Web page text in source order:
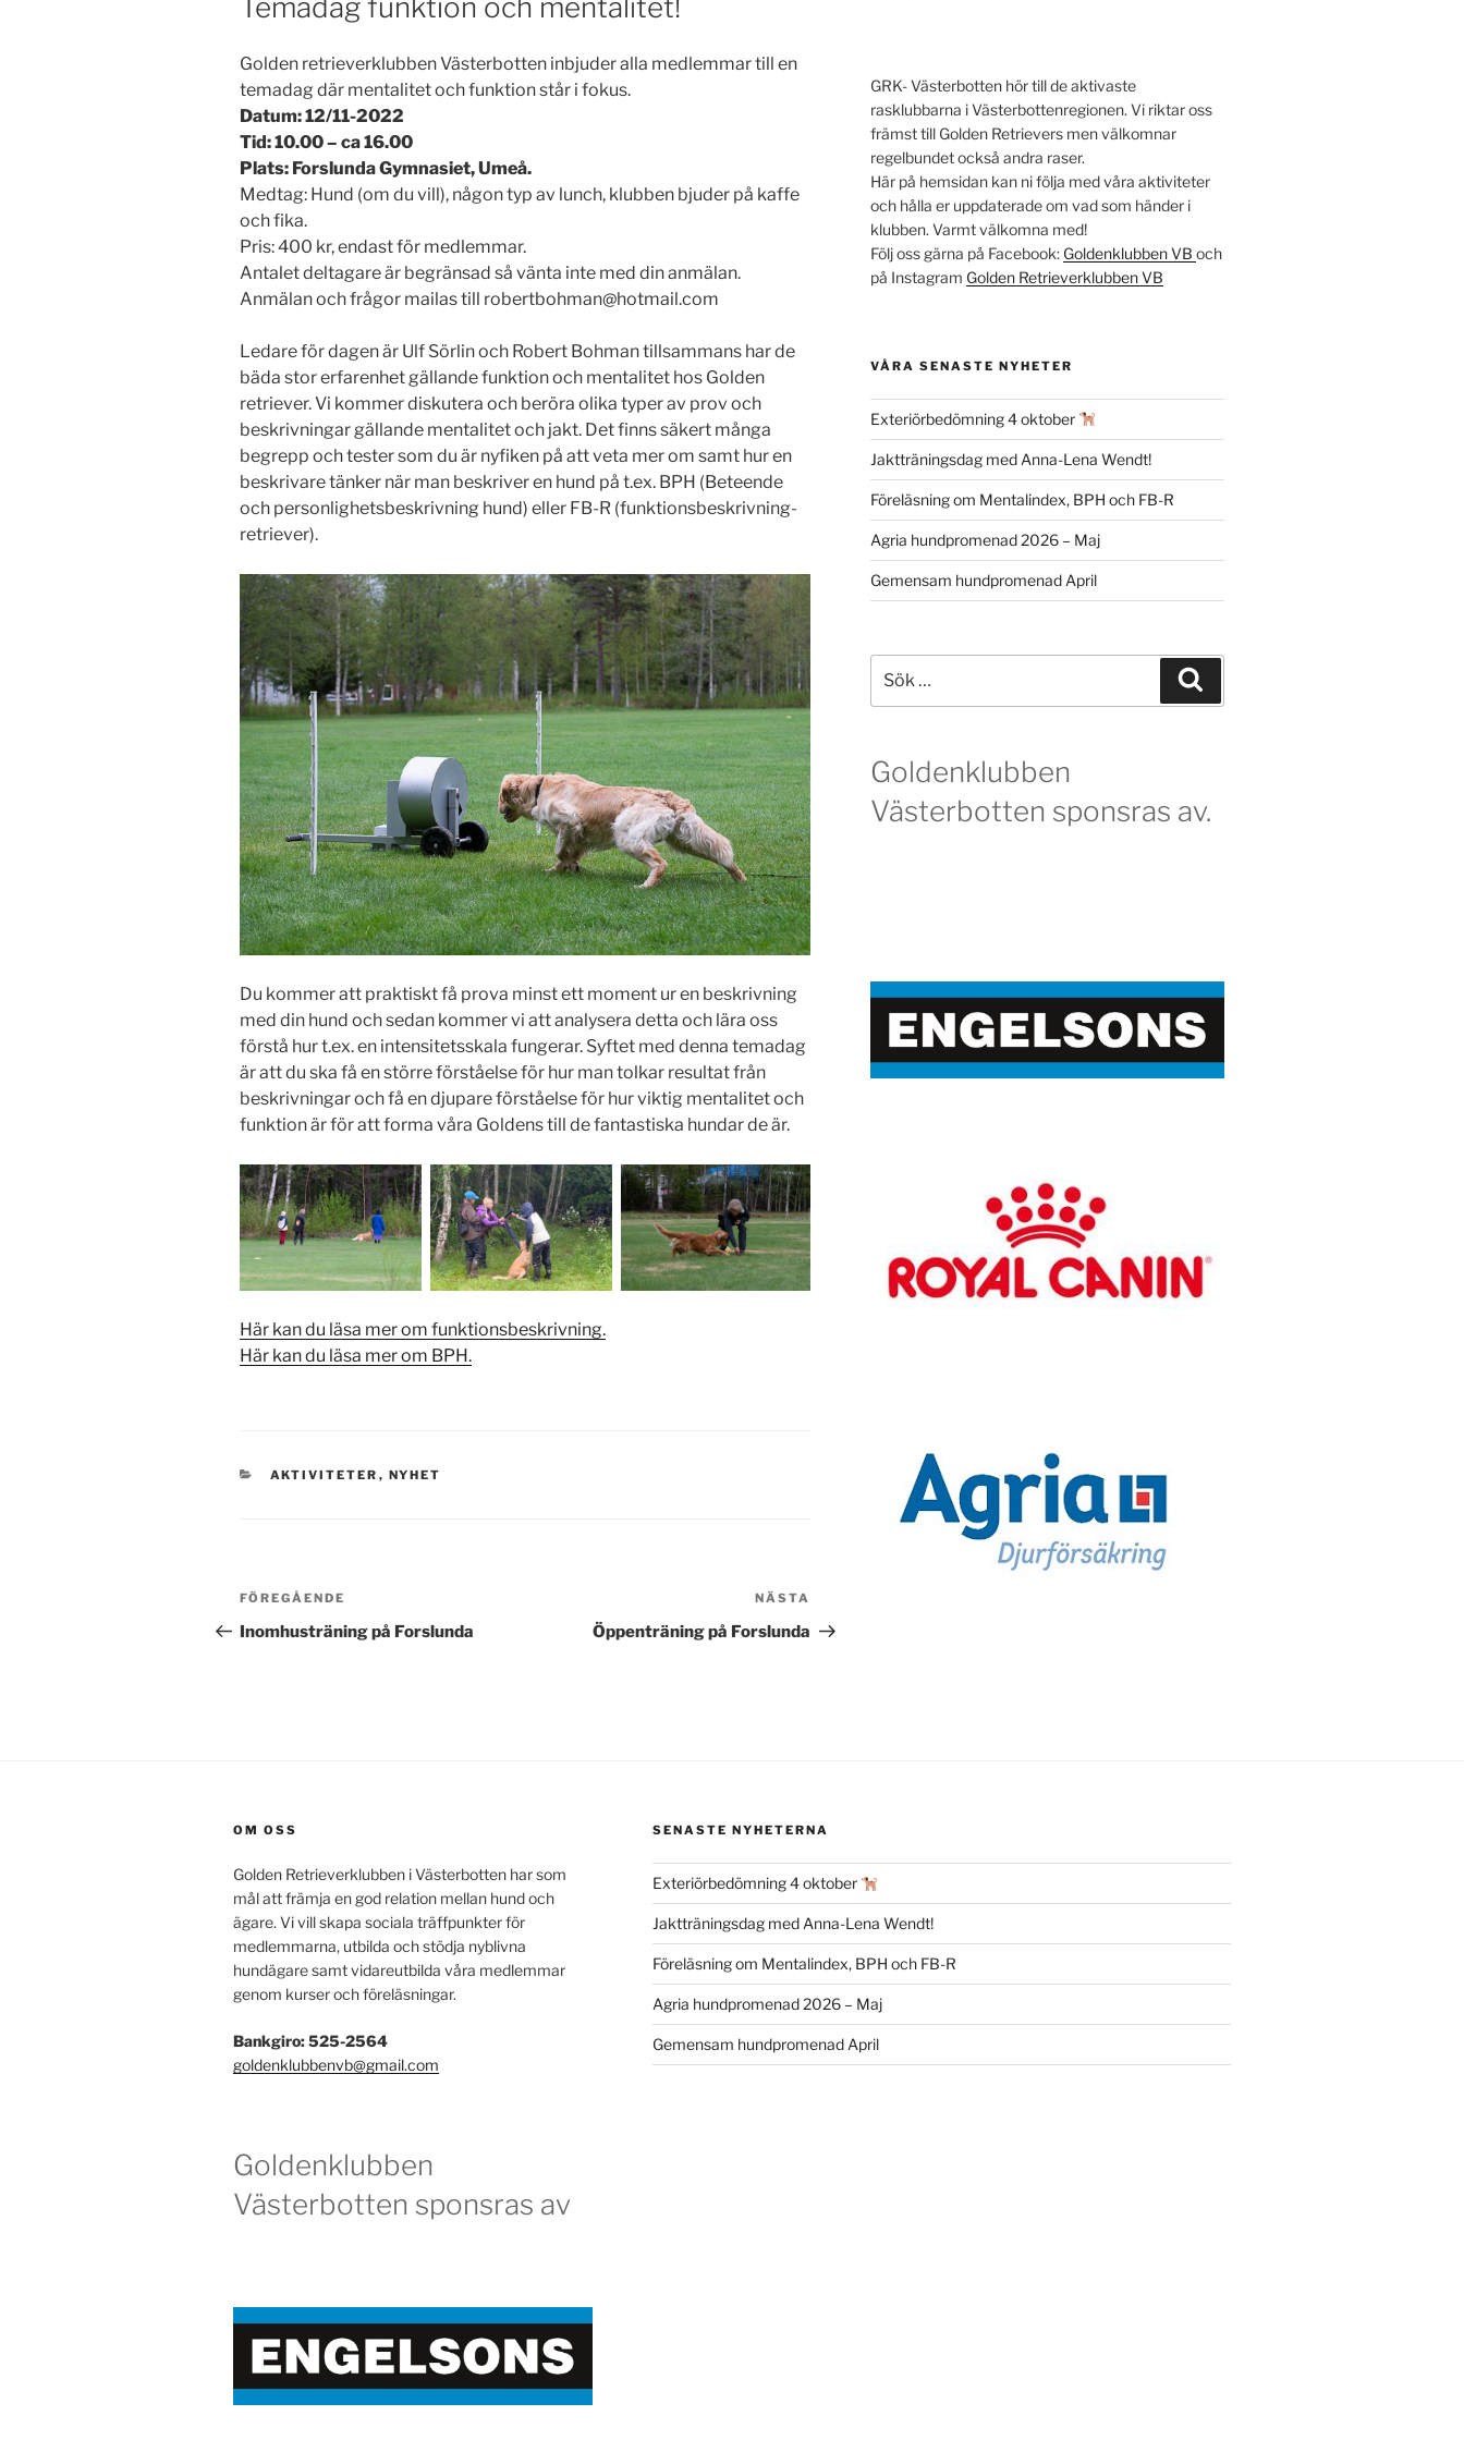
Temadag funktion och mentalitet!
Golden retrieverklubben Västerbotten inbjuder alla medlemmar till en
temadag där mentalitet och funktion står i fokus.
Datum: 12/11-2022
Tid: 10.00 – ca 16.00
Plats: Forslunda Gymnasiet, Umeå.
Medtag: Hund (om du vill), någon typ av lunch, klubben bjuder på kaffe
och fika.
Pris: 400 kr, endast för medlemmar.
Antalet deltagare är begränsad så vänta inte med din anmälan.
Anmälan och frågor mailas till robertbohman@hotmail.com
Ledare för dagen är Ulf Sörlin och Robert Bohman tillsammans har de
bäda stor erfarenhet gällande funktion och mentalitet hos Golden
retriever. Vi kommer diskutera och beröra olika typer av prov och
beskrivningar gällande mentalitet och jakt. Det finns säkert många
begrepp och tester som du är nyfiken på att veta mer om samt hur en
beskrivare tänker när man beskriver en hund på t.ex. BPH (Beteende
och personlighetsbeskrivning hund) eller FB-R (funktionsbeskrivning-
retriever).
Du kommer att praktiskt få prova minst ett moment ur en beskrivning
med din hund och sedan kommer vi att analysera detta och lära oss
förstå hur t.ex. en intensitetsskala fungerar. Syftet med denna temadag
är att du ska få en större förståelse för hur man tolkar resultat från
beskrivningar och få en djupare förståelse för hur viktig mentalitet och
funktion är för att forma våra Goldens till de fantastiska hundar de är.
Här kan du läsa mer om funktionsbeskrivning.
Här kan du läsa mer om BPH.
KATEGORIER
AKTIVITETER , NYHET
Inläggsnavigering
Föregående
inlägg
FÖREGÅENDE
Inomhusträning på Forslunda
inlägg
NÄSTA
Öppenträning på Forslunda
GRK- Västerbotten hör till de aktivaste
rasklubbarna i Västerbottenregionen. Vi riktar oss
främst till Golden Retrievers men välkomnar
regelbundet också andra raser.
Här på hemsidan kan ni följa med våra aktiviteter
och hålla er uppdaterade om vad som händer i
klubben. Varmt välkomna med!
Följ oss gärna på Facebook: Goldenklubben VB och
på Instagram Golden Retrieverklubben VB
VÅRA SENASTE NYHETER
Exteriörbedömning 4 oktober
Jaktträningsdag med Anna-Lena Wendt!
Föreläsning om Mentalindex, BPH och FB-R
Agria hundpromenad 2026 – Maj
Gemensam hundpromenad April
efter:
Goldenklubben
Västerbotten sponsras av.
OM OSS
Golden Retrieverklubben i Västerbotten har som
mål att främja en god relation mellan hund och
ägare. Vi vill skapa sociala träffpunkter för
medlemmarna, utbilda och stödja nyblivna
hundägare samt vidareutbilda våra medlemmar
genom kurser och föreläsningar.
Bankgiro: 525-2564
goldenklubbenvb@gmail.com
Goldenklubben
Västerbotten sponsras av
SENASTE NYHETERNA
Exteriörbedömning 4 oktober
Jaktträningsdag med Anna-Lena Wendt!
Föreläsning om Mentalindex, BPH och FB-R
Agria hundpromenad 2026 – Maj
Gemensam hundpromenad April